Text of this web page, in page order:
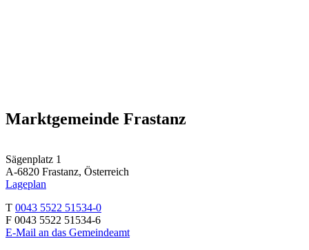
Marktgemeinde Frastanz
Sägenplatz 1
A-6820 Frastanz, Österreich
Lageplan
T 0043 5522 51534-0
F 0043 5522 51534-6
E-Mail an das Gemeindeamt